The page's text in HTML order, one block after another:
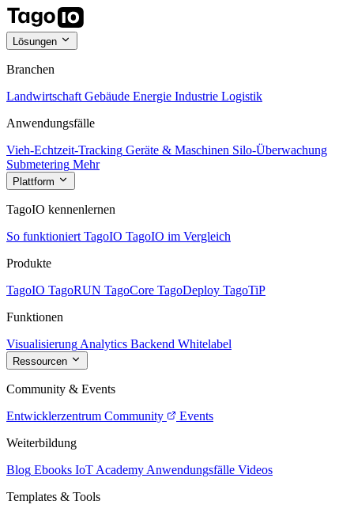
Lösungen
Branchen
Landwirtschaft Gebäude Energie Industrie Logistik
Anwendungsfälle
Vieh-Echtzeit-Tracking Geräte & Maschinen Silo-Überwachung
Submetering Mehr
Plattform
TagoIO kennenlernen
So funktioniert TagoIO TagoIO im Vergleich
Produkte
TagoIO TagoRUN TagoCore TagoDeploy TagoTiP
Funktionen
Visualisierung Analytics Backend Whitelabel
Ressourcen
Community & Events
Entwicklerzentrum Community
Events
Weiterbildung
Blog Ebooks IoT Academy Anwendungsfälle Videos
Templates & Tools